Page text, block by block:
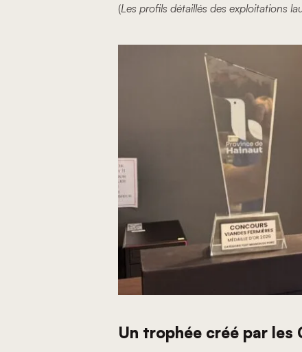
(Les profils détaillés des exploitations
Un trophée créé par les